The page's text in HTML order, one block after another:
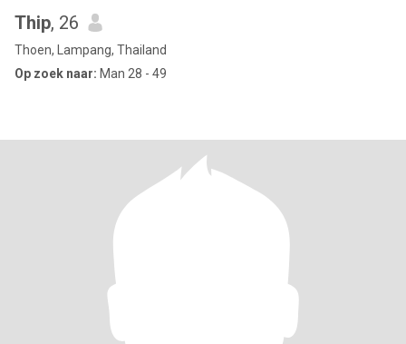
Thip, 26
Thoen, Lampang, Thailand
Op zoek naar: Man 28 - 49